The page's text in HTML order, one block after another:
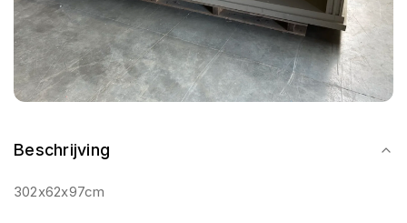
Beschrijving
302x62x97cm